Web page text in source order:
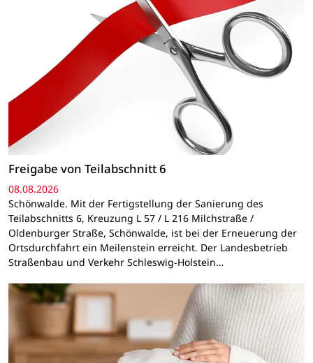
Freigabe von Teilabschnitt 6
08.08.2026
Schönwalde. Mit der Fertigstellung der Sanierung des
Teilabschnitts 6, Kreuzung L 57 / L 216 Milchstraße /
Oldenburger Straße, Schönwalde, ist bei der Erneuerung der
Ortsdurchfahrt ein Meilenstein erreicht. Der Landesbetrieb
Straßenbau und Verkehr Schleswig-Holstein…